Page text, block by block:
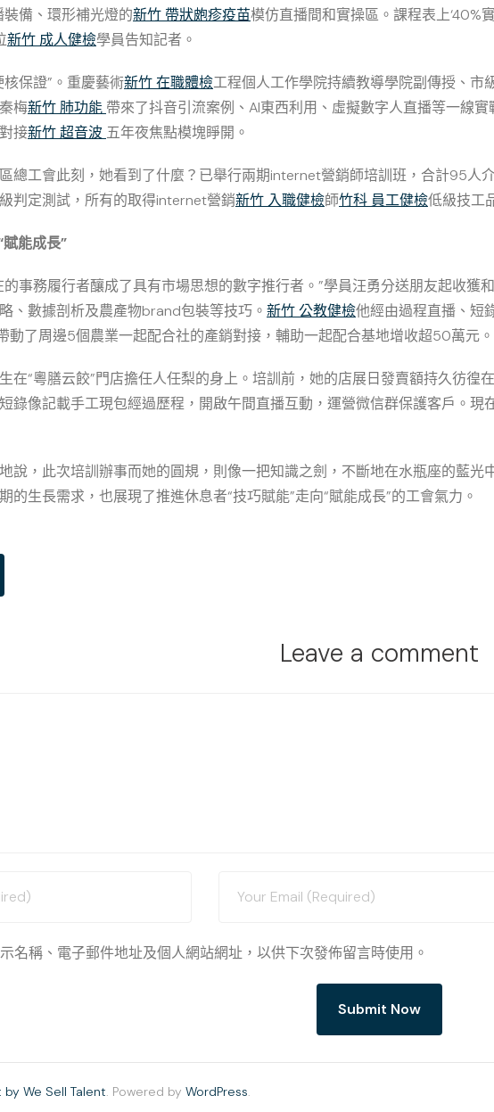
備、環形補光燈的新竹 帶狀皰疹疫苗模仿直播間和實操區。課程表上‘40%
新竹 成人健檢學員告知記者。
保證”。重慶藝術新竹 在職體檢工程個人工作學院持續教導學院副傳授、市
梅新竹 肺功能 帶來了抖音引流案例、AI東西利用、虛擬數字人直播等一線
接新竹 超音波 五年夜焦點模塊睜開。
總工會此刻，她看到了什麼？已舉行兩期internet營銷師培訓班，合計95人
判定測試，所有的取得internet營銷新竹 入職健檢師竹科 員工健檢低級技工
能成長”
的事務履行者釀成了具有市場思想的數字推行者。”學員汪勇分送朋友起收
、數據剖析及農產物brand包裝等技巧。 新竹 公教健檢他經由過程直播、短
動了周邊5個農業一起配合社的產銷對接，輔助一起配合基地增收超50萬元。
在“粵膳云餃”門店擔任人任梨的身上。培訓前，她的店展日發賣額持久彷徨
錄像記載手工現包經過歷程，開啟午間直播互動，運營微信群保護客戶。
說，此次培訓辦事而她的圓規，則像一把知識之劍，不斷地在水瓶座的藍
的生長需求，也展現了推進休息者“技巧賦能”走向“賦能成長”的工會氣力。
Leave a comment
名稱、電子郵件地址及個人網站網址，以供下次發佈留言時使用。
We Sell Talent. Powered by WordPress.